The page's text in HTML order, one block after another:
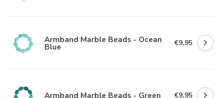
Armband Marble Beads - Ocean
Blue €9,95
Armband Marble Beads - Green €9,95